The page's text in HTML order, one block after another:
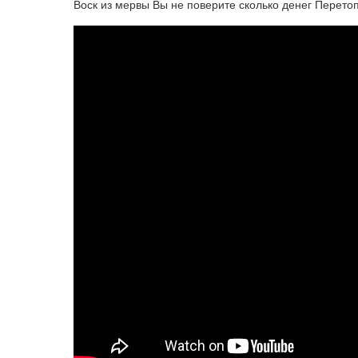
Воск из мервы Вы не поверите сколько денег